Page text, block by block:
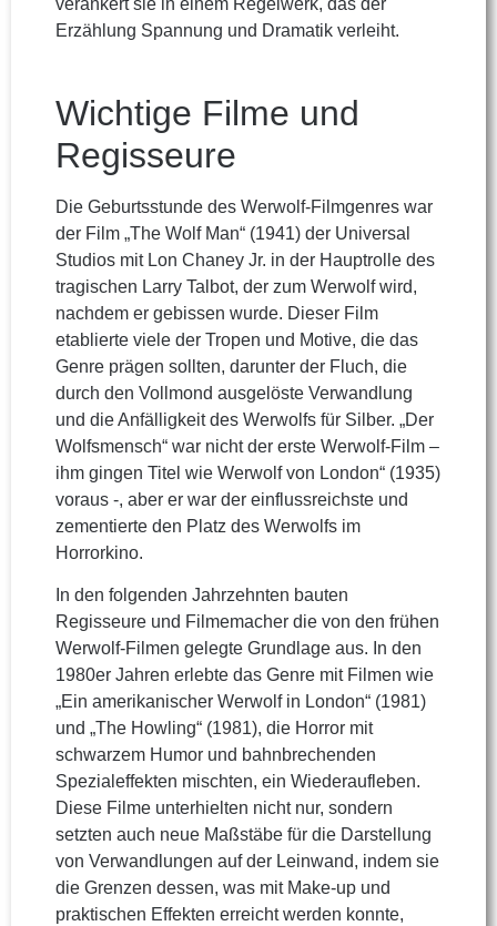
verankert sie in einem Regelwerk, das der
Erzählung Spannung und Dramatik verleiht.
Wichtige Filme und
Regisseure
Die Geburtsstunde des Werwolf-Filmgenres war
der Film „The Wolf Man“ (1941) der Universal
Studios mit Lon Chaney Jr. in der Hauptrolle des
tragischen Larry Talbot, der zum Werwolf wird,
nachdem er gebissen wurde. Dieser Film
etablierte viele der Tropen und Motive, die das
Genre prägen sollten, darunter der Fluch, die
durch den Vollmond ausgelöste Verwandlung
und die Anfälligkeit des Werwolfs für Silber. „Der
Wolfsmensch“ war nicht der erste Werwolf-Film –
ihm gingen Titel wie Werwolf von London“ (1935)
voraus -, aber er war der einflussreichste und
zementierte den Platz des Werwolfs im
Horrorkino.
In den folgenden Jahrzehnten bauten
Regisseure und Filmemacher die von den frühen
Werwolf-Filmen gelegte Grundlage aus. In den
1980er Jahren erlebte das Genre mit Filmen wie
„Ein amerikanischer Werwolf in London“ (1981)
und „The Howling“ (1981), die Horror mit
schwarzem Humor und bahnbrechenden
Spezialeffekten mischten, ein Wiederaufleben.
Diese Filme unterhielten nicht nur, sondern
setzten auch neue Maßstäbe für die Darstellung
von Verwandlungen auf der Leinwand, indem sie
die Grenzen dessen, was mit Make-up und
praktischen Effekten erreicht werden konnte,